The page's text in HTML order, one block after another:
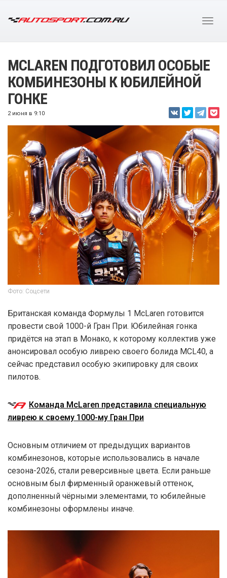
MCLAREN ПОДГОТОВИЛ ОСОБЫЕ
КОМБИНЕЗОНЫ К ЮБИЛЕЙНОЙ
ГОНКЕ
2 июня в 9:10
Фото: Соцсети
Британская команда Формулы 1 McLaren готовится
провести свой 1000-й Гран При. Юбилейная гонка
придётся на этап в Монако, к которому коллектив уже
анонсировал особую ливрею своего болида MCL40, а
сейчас представил особую экипировку для своих
пилотов.
Команда McLaren представила специальную
ливрею к своему 1000-му Гран При
Основным отличием от предыдущих вариантов
комбинезонов, которые использовались в начале
сезона-2026, стали реверсивные цвета. Если раньше
основным был фирменный оранжевый оттенок,
дополненный чёрными элементами, то юбилейные
комбинезоны оформлены иначе.